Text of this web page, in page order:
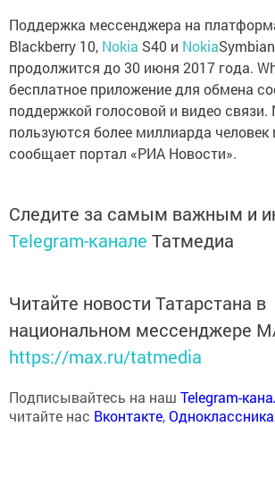
Поддержка мессенджера на
Blackberry 10, Nokia S40 и Nokia
продолжится до 30 июня 2017 года.
бесплатное приложение для обмена
поддержкой голосовой и видео
пользуются более миллиарда человек
сообщает портал «РИА Новости».
Следите за самым важным и
Telegram-канале Татмедиа
Читайте новости Татарстана в
национальном мессенджере
https://max.ru/tatmedia
Подписывайтесь на наш Telegram-
читайте нас Вконтакте,